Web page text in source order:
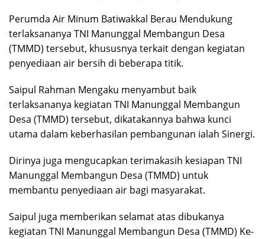
Perumda Air Minum Batiwakkal Berau Mendukung
terlaksananya TNI Manunggal Membangun Desa
(TMMD) tersebut, khususnya terkait dengan kegiatan
penyediaan air bersih di beberapa titik.
Saipul Rahman Mengaku menyambut baik
terlaksananya kegiatan TNI Manunggal Membangun
Desa (TMMD) tersebut, dikatakannya bahwa kunci
utama dalam keberhasilan pembangunan ialah Sinergi.
Dirinya juga mengucapkan terimakasih kesiapan TNI
Manunggal Membangun Desa (TMMD) untuk
membantu penyediaan air bagi masyarakat.
Saipul juga memberikan selamat atas dibukanya
kegiatan TNI Manunggal Membangun Desa (TMMD) Ke-